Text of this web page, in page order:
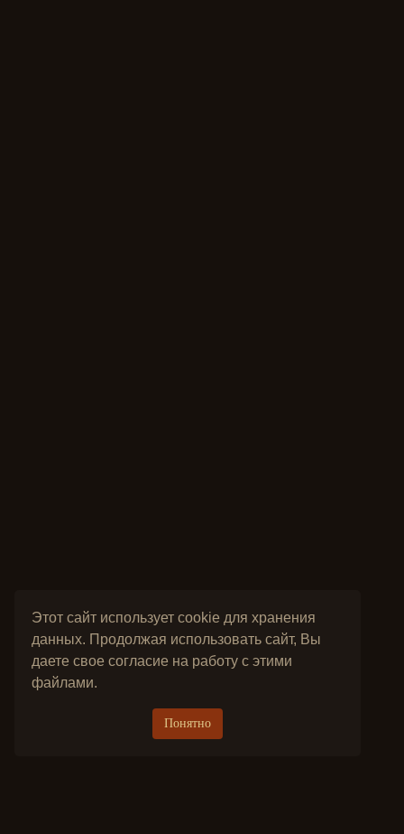
Этот сайт использует cookie для хранения
данных. Продолжая использовать сайт, Вы
даете свое согласие на работу с этими
файлами.
Понятно